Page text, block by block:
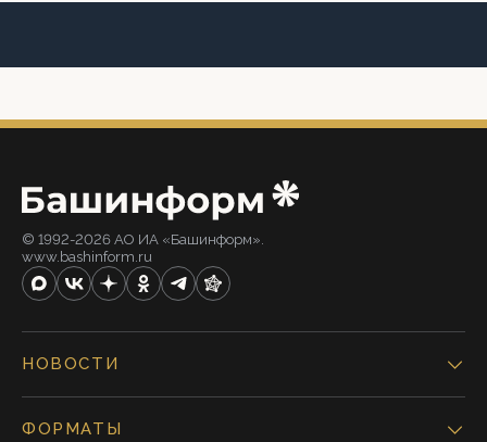
© 1992-2026 АО ИА «Башинформ».
www.bashinform.ru
НОВОСТИ
ФОРМАТЫ